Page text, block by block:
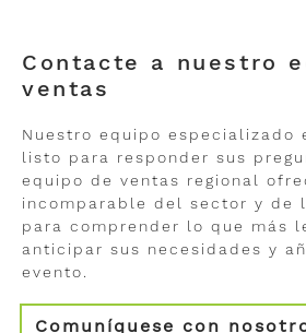
Contacte a nuestro
ventas
Nuestro equipo especializado
listo para responder sus
equipo de ventas regional
incomparable del sector y de
para comprender lo que más
anticipar sus necesidades y
evento.
Comuníquese con